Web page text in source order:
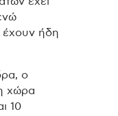
έχουν ήδη
ο
χώρα
10